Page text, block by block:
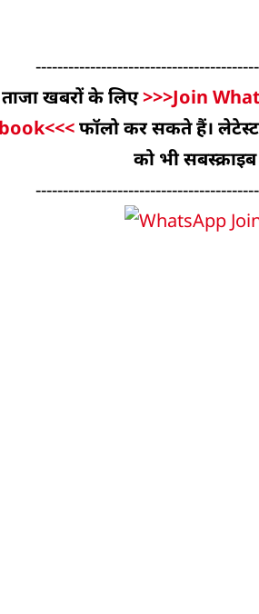
खबरों के लिए>>>Join
फॉलो कर सकते हैं।
को भी